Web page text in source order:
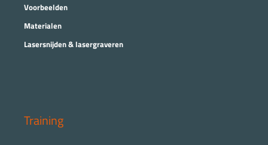
Voorbeelden
Materialen
Lasersnijden & lasergraveren
Training